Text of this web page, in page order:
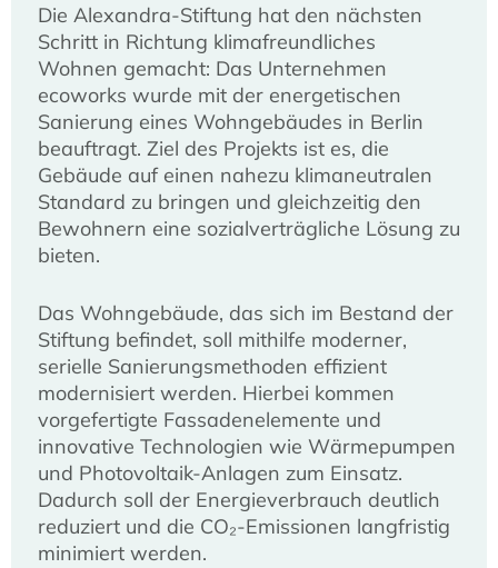
Die Alexandra-Stiftung hat den nächsten
Schritt in Richtung klimafreundliches
Wohnen gemacht: Das Unternehmen
ecoworks wurde mit der energetischen
Sanierung eines Wohngebäudes in Berlin
beauftragt. Ziel des Projekts ist es, die
Gebäude auf einen nahezu klimaneutralen
Standard zu bringen und gleichzeitig den
Bewohnern eine sozialverträgliche Lösung zu
bieten.
Das Wohngebäude, das sich im Bestand der
Stiftung befindet, soll mithilfe moderner,
serielle Sanierungsmethoden effizient
modernisiert werden. Hierbei kommen
vorgefertigte Fassadenelemente und
innovative Technologien wie Wärmepumpen
und Photovoltaik-Anlagen zum Einsatz.
Dadurch soll der Energieverbrauch deutlich
reduziert und die CO₂-Emissionen langfristig
minimiert werden.